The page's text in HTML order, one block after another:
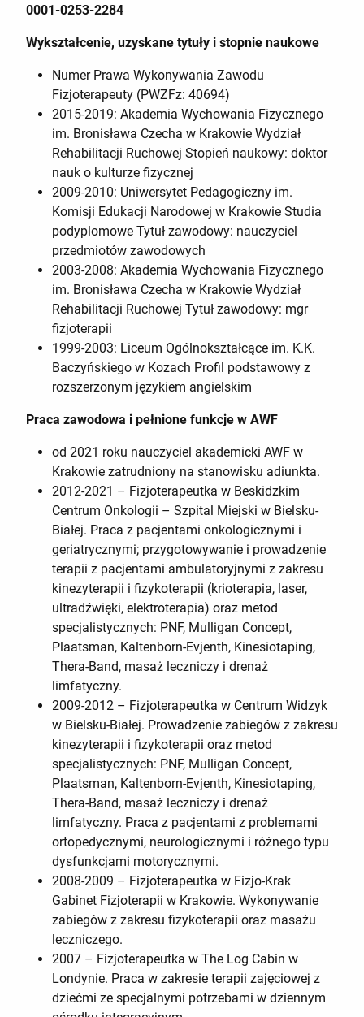
0001-0253-2284
Wykształcenie, uzyskane tytuły i stopnie naukowe
Numer Prawa Wykonywania Zawodu
Fizjoterapeuty (PWZFz: 40694)
2015-2019: Akademia Wychowania Fizycznego
im. Bronisława Czecha w Krakowie Wydział
Rehabilitacji Ruchowej Stopień naukowy: doktor
nauk o kulturze fizycznej
2009-2010: Uniwersytet Pedagogiczny im.
Komisji Edukacji Narodowej w Krakowie Studia
podyplomowe Tytuł zawodowy: nauczyciel
przedmiotów zawodowych
2003-2008: Akademia Wychowania Fizycznego
im. Bronisława Czecha w Krakowie Wydział
Rehabilitacji Ruchowej Tytuł zawodowy: mgr
fizjoterapii
1999-2003: Liceum Ogólnokształcące im. K.K.
Baczyńskiego w Kozach Profil podstawowy z
rozszerzonym językiem angielskim
Praca zawodowa i pełnione funkcje w AWF
od 2021 roku nauczyciel akademicki AWF w
Krakowie zatrudniony na stanowisku adiunkta.
2012-2021 – Fizjoterapeutka w Beskidzkim
Centrum Onkologii – Szpital Miejski w Bielsku-
Białej. Praca z pacjentami onkologicznymi i
geriatrycznymi; przygotowywanie i prowadzenie
terapii z pacjentami ambulatoryjnymi z zakresu
kinezyterapii i fizykoterapii (krioterapia, laser,
ultradźwięki, elektroterapia) oraz metod
specjalistycznych: PNF, Mulligan Concept,
Plaatsman, Kaltenborn-Evjenth, Kinesiotaping,
Thera-Band, masaż leczniczy i drenaż
limfatyczny.
2009-2012 – Fizjoterapeutka w Centrum Widzyk
w Bielsku-Białej. Prowadzenie zabiegów z zakresu
kinezyterapii i fizykoterapii oraz metod
specjalistycznych: PNF, Mulligan Concept,
Plaatsman, Kaltenborn-Evjenth, Kinesiotaping,
Thera-Band, masaż leczniczy i drenaż
limfatyczny. Praca z pacjentami z problemami
ortopedycznymi, neurologicznymi i różnego typu
dysfunkcjami motorycznymi.
2008-2009 – Fizjoterapeutka w Fizjo-Krak
Gabinet Fizjoterapii w Krakowie. Wykonywanie
zabiegów z zakresu fizykoterapii oraz masażu
leczniczego.
2007 – Fizjoterapeutka w The Log Cabin w
Londynie. Praca w zakresie terapii zajęciowej z
dziećmi ze specjalnymi potrzebami w dziennym